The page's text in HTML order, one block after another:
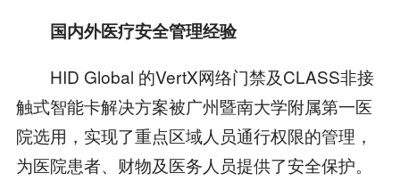
国内外医疗安全管理经验
HID Global 的VertX网络门禁及CLASS非接
触式智能卡解决方案被广州暨南大学附属第一医
院选用，实现了重点区域人员通行权限的管理，
为医院患者、财物及医务人员提供了安全保护。